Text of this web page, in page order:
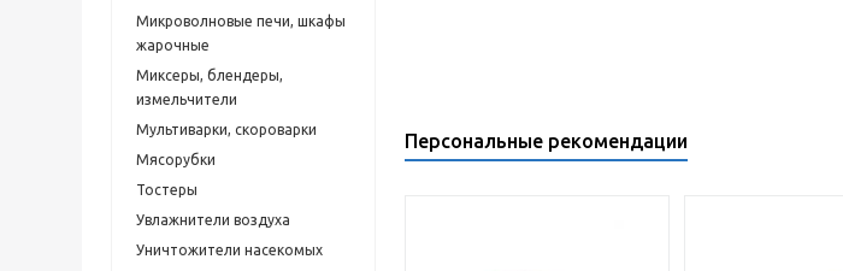
Микроволновые печи, шкафы
жарочные
Миксеры, блендеры,
измельчители
Мультиварки, скороварки
Мясорубки
Тостеры
Увлажнители воздуха
Уничтожители насекомых
Персональные рекомендации